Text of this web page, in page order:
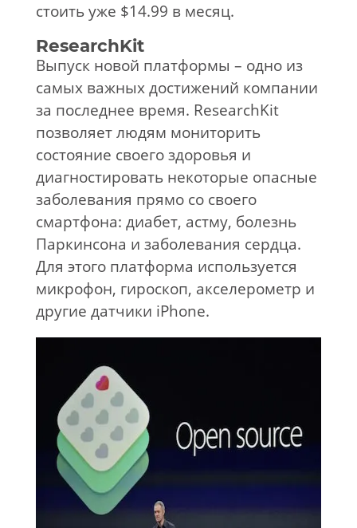
стоить уже $14.99 в месяц.
ResearchKit
Выпуск новой платформы – одно из
самых важных достижений компании
за последнее время. ResearchKit
позволяет людям мониторить
состояние своего здоровья и
диагностировать некоторые опасные
заболевания прямо со своего
смартфона: диабет, астму, болезнь
Паркинсона и заболевания сердца.
Для этого платформа используется
микрофон, гироскоп, акселерометр и
другие датчики iPhone.